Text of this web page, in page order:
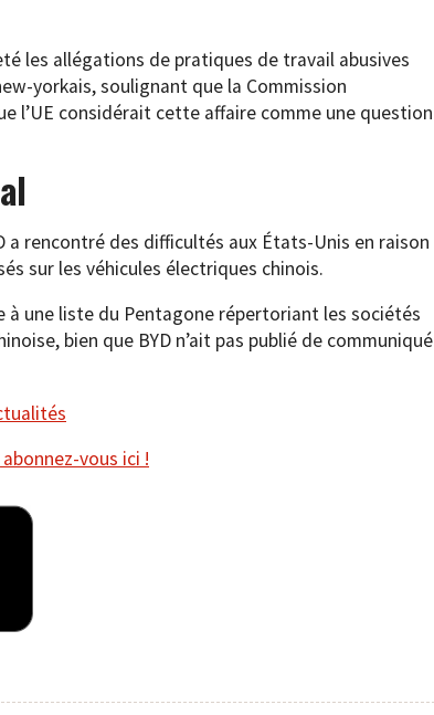
les allégations de pratiques de travail abusives
yorkais, soulignant que la Commission
l’UE considérait cette affaire comme une question
a rencontré des difficultés aux États-Unis en raison
sur les véhicules électriques chinois.
à une liste du Pentagone répertoriant les sociétés
bien que BYD n’ait pas publié de communiqué
vous ici !